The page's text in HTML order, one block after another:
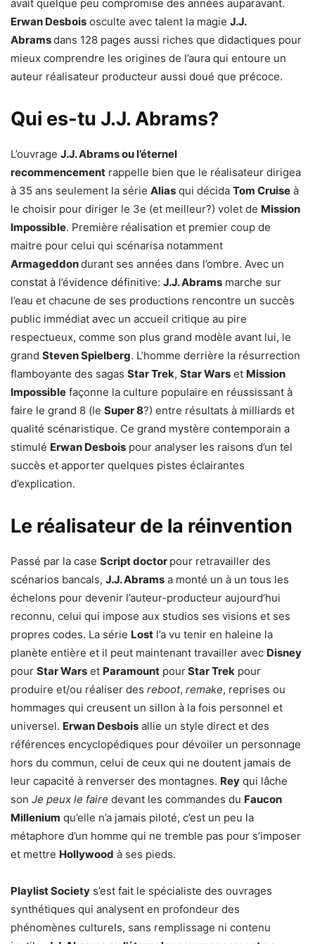
avait quelque peu compromise des années auparavant.
Erwan Desbois osculte avec talent la magie J.J.
Abramsdans 128 pages aussi riches que didactiques pour
mieux comprendre les origines de l’aura qui entoure un
auteur réalisateur producteur aussi doué que précoce.
Qui es-tu J.J. Abrams?
L’ouvrage J.J. Abrams ou l’éternel
recommencement rappelle bien que le réalisateur dirigea
à 35 ans seulement la série Alias qui décida Tom Cruise à
le choisir pour diriger le 3e (et meilleur?) volet de Mission
Impossible. Première réalisation et premier coup de
maitre pour celui qui scénarisa notamment
Armageddondurant ses années dans l’ombre. Avec un
constat à l’évidence définitive: J.J. Abrams marche sur
l’eau et chacune de ses productions rencontre un succès
public immédiat avec un accueil critique au pire
respectueux, comme son plus grand modèle avant lui, le
grand Steven Spielberg. L’homme derrière la résurrection
flamboyante des sagas Star Trek, Star Wars et Mission
Impossible façonne la culture populaire en réussissant à
faire le grand 8 (le Super 8?) entre résultats à milliards et
qualité scénaristique. Ce grand mystère contemporain a
stimulé Erwan Desbois pour analyser les raisons d’un tel
succès et apporter quelques pistes éclairantes
d’explication.
Le réalisateur de la réinvention
Passé par la case Script doctor pour retravailler des
scénarios bancals, J.J. Abrams a monté un à un tous les
échelons pour devenir l’auteur-producteur aujourd’hui
reconnu, celui qui impose aux studios ses visions et ses
propres codes. La série Lost l’a vu tenir en haleine la
planète entière et il peut maintenant travailler avec Disney
pour Star Wars et Paramount pourStar Trek pour
produire et/ou réaliser des reboot, remake, reprises ou
hommages qui creusent un sillon à la fois personnel et
universel. Erwan Desbois allie un style direct et des
références encyclopédiques pour dévoiler un personnage
hors du commun, celui de ceux qui ne doutent jamais de
leur capacité à renverser des montagnes. Rey qui lâche
son Je peux le faire devant les commandes du Faucon
Millenium qu’elle n’a jamais piloté, c’est un peu la
métaphore d’un homme qui ne tremble pas pour s’imposer
et mettre Hollywood à ses pieds.
Playlist Society s’est fait le spécialiste des ouvrages
synthétiques qui analysent en profondeur des
phénomènes culturels, sans remplissage ni contenu